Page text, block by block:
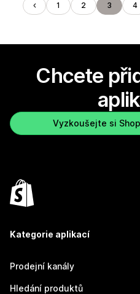
1 2 3 4
Chcete
Vyzkoušejte si
Kategorie aplikací
Prodejní kanály
Hledání produktů